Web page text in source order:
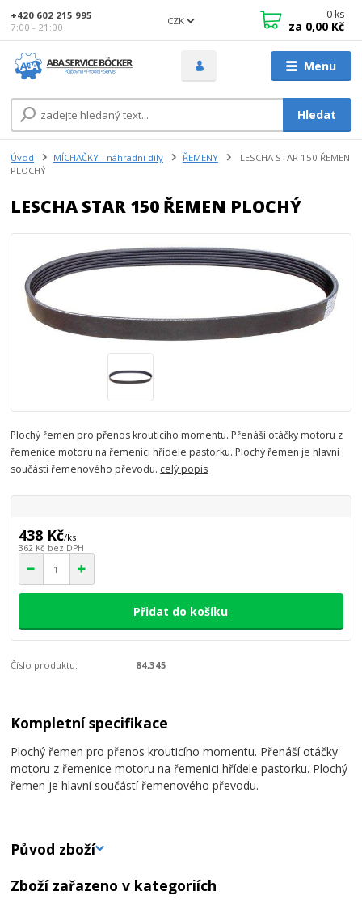
Menu
CZK
Hledat
+420 602 215 995
7:00 - 21:00
0 ks
za 0,00 Kč
Úvod MÍCHAČKY - náhradní díly ŘEMENY
LESCHA STAR 150 ŘEMEN
PLOCHÝ
LESCHA STAR 150 ŘEMEN PLOCHÝ
Plochý řemen pro přenos krouticího momentu. Přenáší otáčky motoru z
řemenice motoru na řemenici hřídele pastorku. Plochý řemen je hlavní
součástí řemenového převodu. celý popis
438 Kč/ks
362 Kč bez DPH
Přidat do košíku
Číslo produktu: 84,345
Kompletní specifikace
Plochý řemen pro přenos krouticího momentu. Přenáší otáčky
motoru z řemenice motoru na řemenici hřídele pastorku. Plochý
řemen je hlavní součástí řemenového převodu.
Původ zboží
Zboží zařazeno v kategoriích